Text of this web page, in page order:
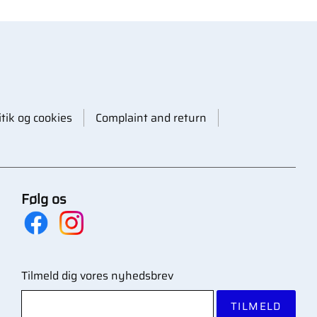
og cookies
Complaint and return
Følg os
Tilmeld dig vores nyhedsbrev
TILMELD